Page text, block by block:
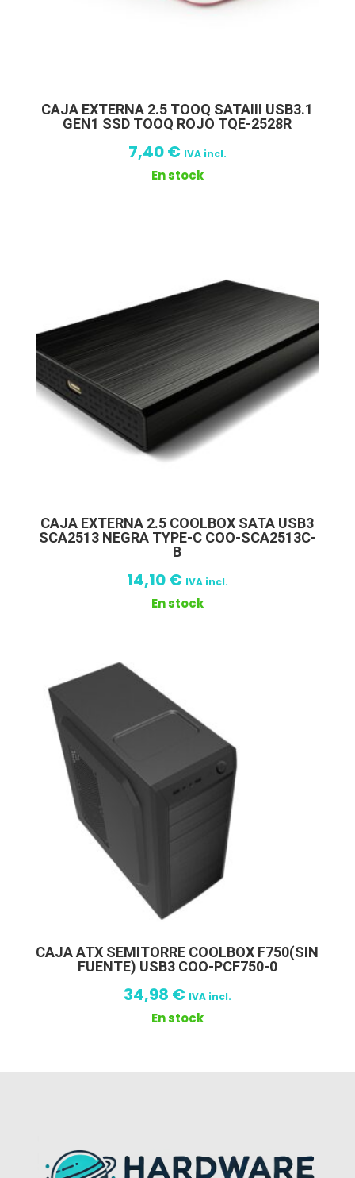
CAJA EXTERNA 2.5 TOOQ SATAIII USB3.1
GEN1 SSD TOOQ ROJO TQE-2528R
7,40€ IVA incl.
En stock
CAJA EXTERNA 2.5 COOLBOX SATA USB3
SCA2513 NEGRA TYPE-C COO-SCA2513C-
B
14,10€ IVA incl.
En stock
CAJA ATX SEMITORRE COOLBOX F750(SIN
FUENTE) USB3 COO-PCF750-0
34,98 € IVA incl.
En stock